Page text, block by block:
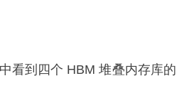
看到四个 HBM 堆叠内存库的